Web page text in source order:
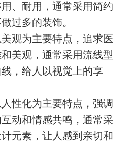
、耐用，通常采用简约
过多的装饰。
观为主要特点，追求医
美观，通常采用流线型
，给人以视觉上的享
性化为主要特点，强调
动和情感共鸣，通常采
元素，让人感到亲切和